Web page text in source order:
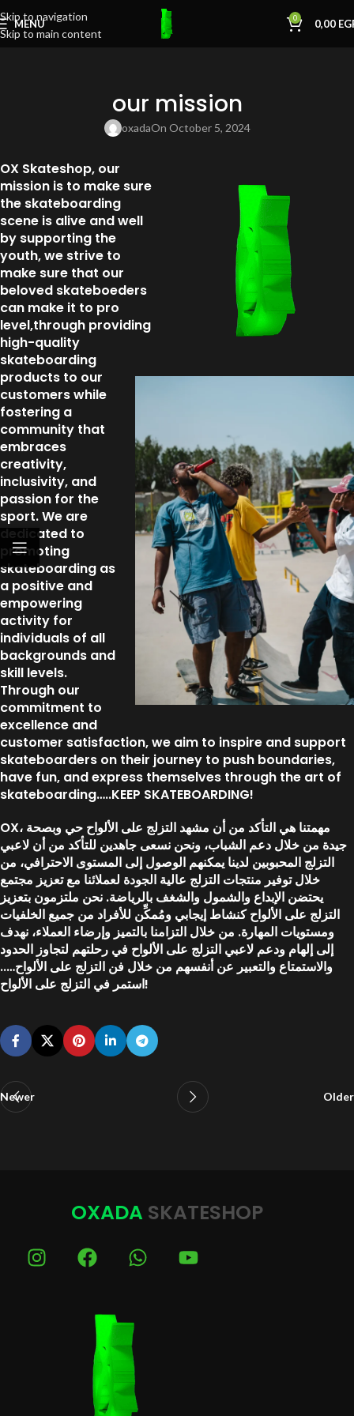
Skip to navigation
Skip to main content
MENU 0 0,00
our mission
oxadaOn October 5, 2024
OX Skateshop, our
mission is to make sure
the skateboarding
scene is alive and well
by supporting the
youth, we strive to
make sure that our
beloved skateboeders
can make it to pro
level,through providing
high-quality
skateboarding
products to our
customers while
fostering a
community that
embraces
creativity,
inclusivity, and
passion for the
sport. We are
dedicated to
promoting
skateboarding as
a positive and
empowering
activity for
individuals of all
backgrounds and
skill levels.
Through our
commitment to
excellence and
customer satisfaction, we aim to inspire and support
skateboarders on their journey to push boundaries,
have fun, and express themselves through the art of
skateboarding…..KEEP SKATEBOARDING!
OX، مهمتنا هي التأكد من أن مشهد التزلج على الألواح حي وبصحة
جيدة من خلال دعم الشباب، ونحن نسعى جاهدين للتأكد من أن لاعبي
التزلج المحبوبين لدينا يمكنهم الوصول إلى المستوى الاحترافي، من
خلال توفير منتجات التزلج عالية الجودة لعملائنا مع تعزيز مجتمع
يحتضن الإبداع والشمول والشغف بالرياضة. نحن ملتزمون بتعزيز
التزلج على الألواح كنشاط إيجابي ومُمكِّن للأفراد من جميع الخلفيات
ومستويات المهارة. من خلال التزامنا بالتميز وإرضاء العملاء، نهدف
إلى إلهام ودعم لاعبي التزلج على الألواح في رحلتهم لتجاوز الحدود
والاستمتاع والتعبير عن أنفسهم من خلال فن التزلج على الألواح…..
استمر في التزلج على الألواح!
Newer Older
OXADA SKATESHOP